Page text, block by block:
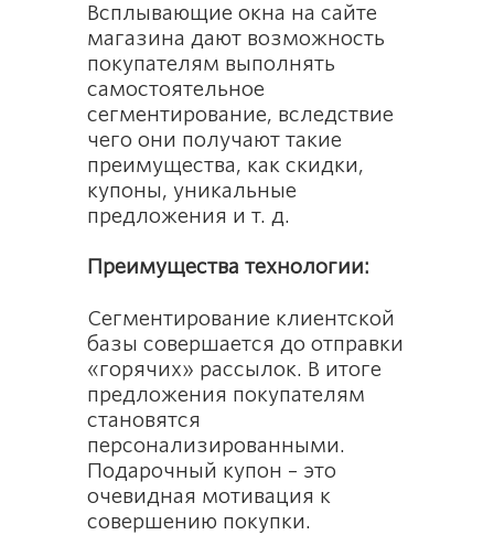
Всплывающие окна на сайте
магазина дают возможность
покупателям выполнять
самостоятельное
сегментирование, вследствие
чего они получают такие
преимущества, как скидки,
купоны, уникальные
предложения и т. д.
Преимущества технологии:
Сегментирование клиентской
базы совершается до отправки
«горячих» рассылок. В итоге
предложения покупателям
становятся
персонализированными.
Подарочный купон – это
очевидная мотивация к
совершению покупки.